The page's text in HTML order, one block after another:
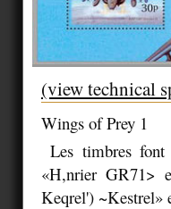
(view technical
Wings of Prey 1
Les timbres font
«H,nrier GR71>
Keqrel') ~Kestrel»